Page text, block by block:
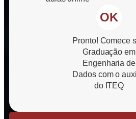
OK
Pronto! Comece
Graduação em
Engenharia de
Dados com o
do ITEQ